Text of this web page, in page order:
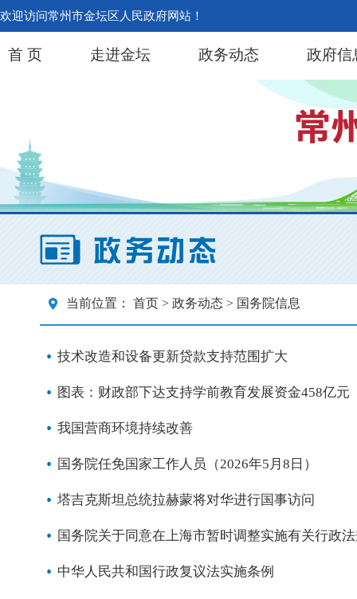
欢迎访问常州市金坛区人民政府网站！
首 页 走进金坛 政务动态 政府信
当前位置： 首页 > 政务动态 > 国务院信息
技术改造和设备更新贷款支持范围扩大
图表：财政部下达支持学前教育发展资金458亿元
我国营商环境持续改善
国务院任免国家工作人员（2026年5月8日）
塔吉克斯坦总统拉赫蒙将对华进行国事访问
国务院关于同意在上海市暂时调整实施有关行政
中华人民共和国行政复议法实施条例